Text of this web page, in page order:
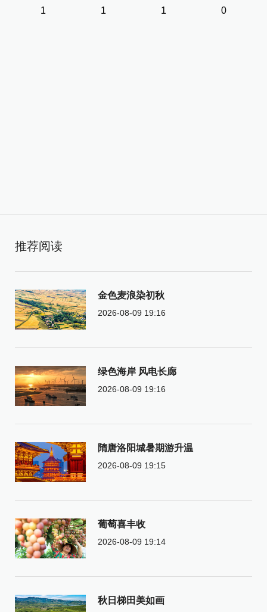
1 1 1 0
推荐阅读
金色麦浪染初秋
2026-08-09 19:16
绿色海岸 风电长廊
2026-08-09 19:16
隋唐洛阳城暑期游升温
2026-08-09 19:15
葡萄喜丰收
2026-08-09 19:14
秋日梯田美如画